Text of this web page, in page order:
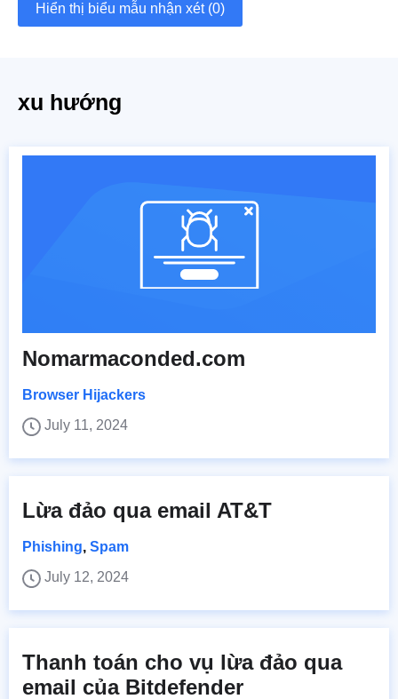
Hiển thị biểu mẫu nhận xét (0)
xu hướng
Nomarmaconded.com
Browser Hijackers
July 11, 2024
Lừa đảo qua email AT&T
Phishing, Spam
July 12, 2024
Thanh toán cho vụ lừa đảo qua
email của Bitdefender